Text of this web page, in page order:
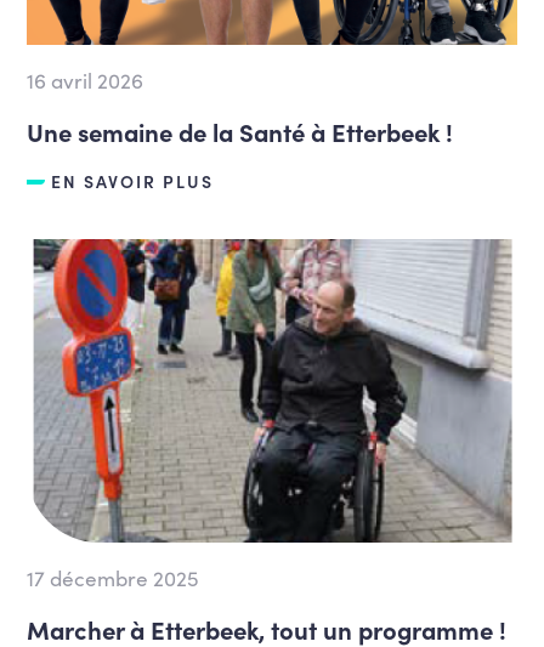
16 avril 2026
Une semaine de la Santé à Etterbeek !
EN SAVOIR PLUS
17 décembre 2025
Marcher à Etterbeek, tout un programme !